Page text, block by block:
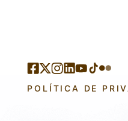
POLÍTICA DE